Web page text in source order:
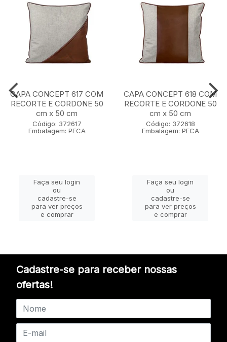
CAPA CONCEPT 617 COM
RECORTE E CORDONE 50
cm x 50 cm
Código: 372617
Embalagem: PECA
Faça seu login
ou
cadastre-se
para ver preços
e comprar
CAPA CONCEPT 618 COM
RECORTE E CORDONE 50
cm x 50 cm
Código: 372618
Embalagem: PECA
Faça seu login
ou
cadastre-se
para ver preços
e comprar
Cadastre-se para receber nossas
ofertas!